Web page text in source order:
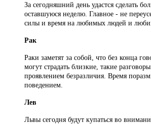
За сегодняшний день удастся сделать
оставшуюся неделю. Главное - не
силы и время на любимых людей и
Рак
Раки заметят за собой, что без конца
могут страдать близкие, такие
проявлением безразличия. Время
поведением.
Лев
Львы сегодня будут купаться во